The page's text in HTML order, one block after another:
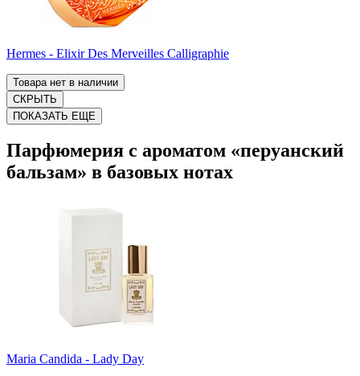
Hermes - Elixir Des Merveilles Calligraphie
Товара нет в наличии
СКРЫТЬ
ПОКАЗАТЬ ЕЩЕ
Парфюмерия с ароматом «перуанский
бальзам» в базовых нотах
Maria Candida - Lady Day